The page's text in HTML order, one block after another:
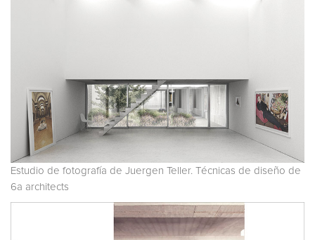
Estudio de fotografía de Juergen Teller. Técnicas de diseño de
6a architects